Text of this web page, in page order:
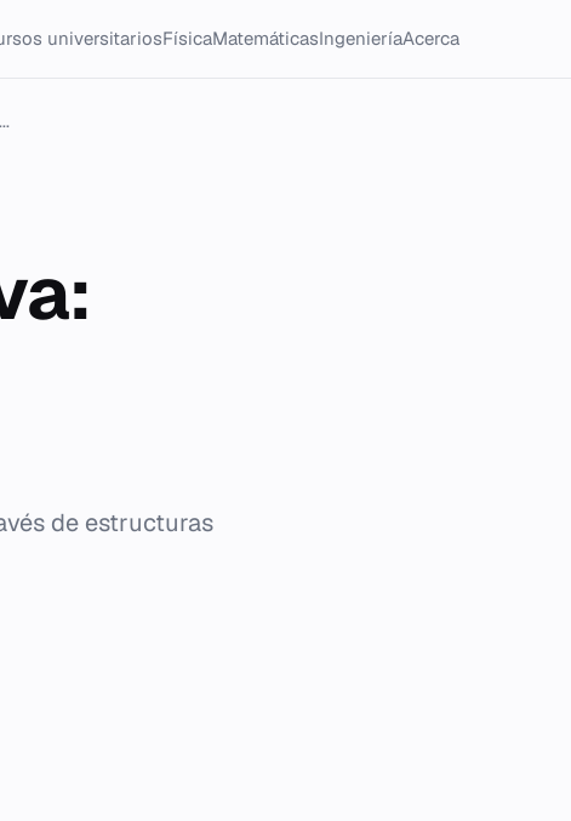
universitariosFísicaMatemáticasIngenieríaAcerca
de estructuras